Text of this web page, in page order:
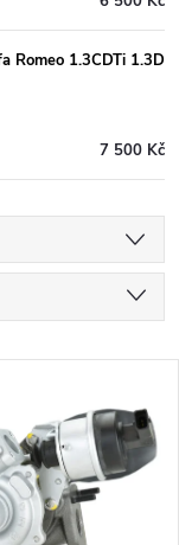
Romeo 1.3CDTi 1.3D
7 500 Kč